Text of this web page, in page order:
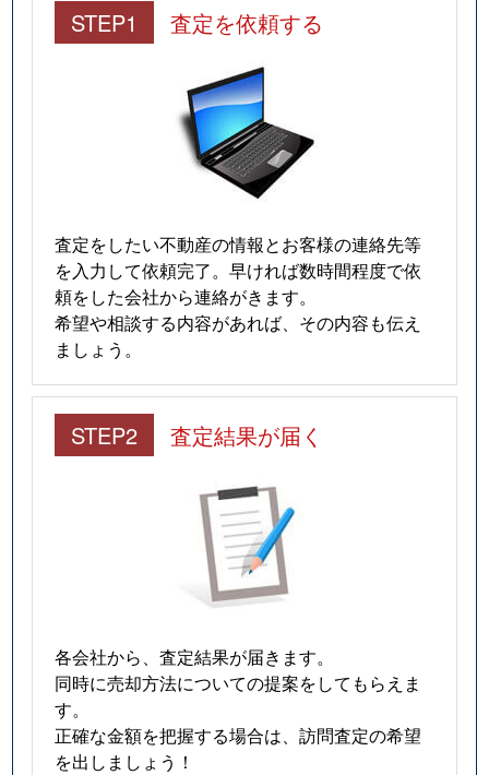
STEP1 査定を依頼する
査定をしたい不動産の情報とお客様の連絡先等
を入力して依頼完了。早ければ数時間程度で依
頼をした会社から連絡がきます。
希望や相談する内容があれば、その内容も伝え
ましょう。
STEP2 査定結果が届く
各会社から、査定結果が届きます。
同時に売却方法についての提案をしてもらえま
す。
正確な金額を把握する場合は、訪問査定の希望
を出しましょう！